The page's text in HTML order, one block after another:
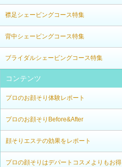
襟足シェービングコース特集
背中シェービングコース特集
ブライダルシェービングコース特集
コンテンツ
プロのお顔そり体験レポート
プロのお顔そりBefore&After
顔そりエステの効果をレポート
プロの顔そりはデパートコスメよりもお得